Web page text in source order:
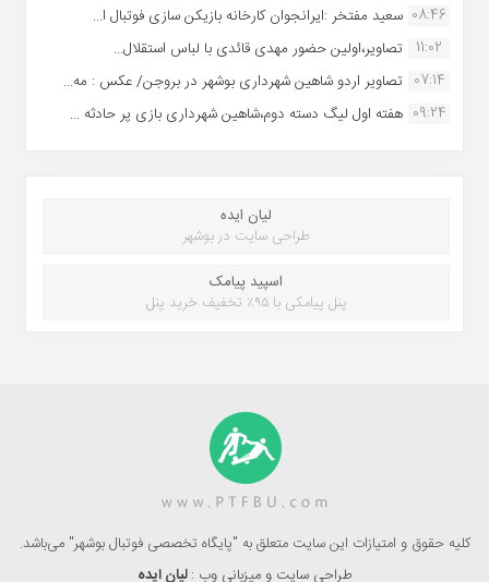
08:46 سعید مفتخر :ایرانجوان کارخانه بازیکن سازی فوتبال ا...
11:02
تصاویر،اولین حضور مهدی قائدی با لباس استقلال...
07:14 تصاویر اردو شاهین شهرداری بوشهر در بروجن/ عکس : مه...
09:24 هفته اول لیگ دسته دوم،شاهین شهرداری بازی پر حادثه ...
لیان ایده
طراحی سایت در بوشهر
اسپید پیامک
پنل پیامکی با ۹۵٪ تخفیف خرید پنل
کلیه حقوق و امتیازات این سایت متعلق به "پایگاه تخصصی فوتبال بوشهر" می‌باشد.
طراحی سایت و میزبانی وب :لیان ایده